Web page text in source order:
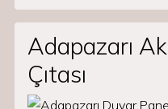
Adapazarı
Çıtası